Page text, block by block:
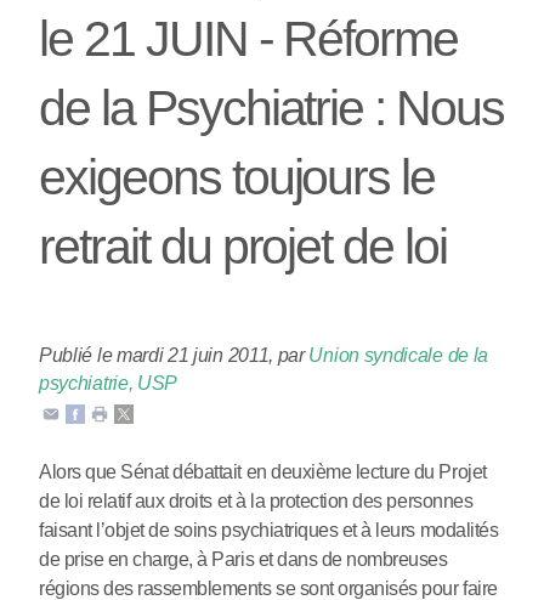
le 21 JUIN - Réforme
de la Psychiatrie : Nous
exigeons toujours le
retrait du projet de loi
Publié le mardi 21 juin 2011, parUnion syndicale de la
psychiatrie, USP
Alors que Sénat débattait en deuxième lecture du Projet
de loi relatif aux droits et à la protection des personnes
faisant l’objet de soins psychiatriques et à leurs modalités
de prise en charge, à Paris et dans de nombreuses
régions des rassemblements se sont organisés pour faire